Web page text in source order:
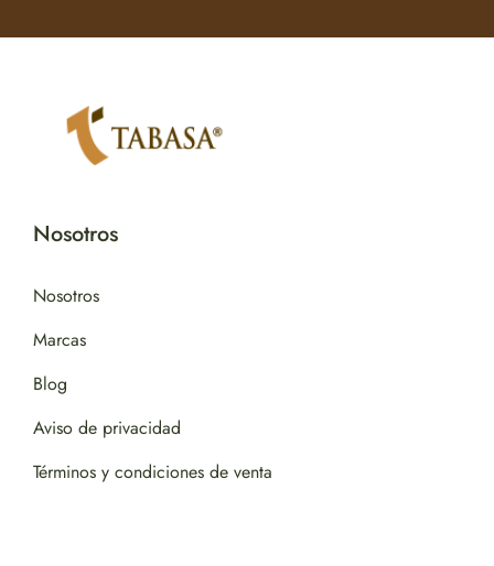
Nosotros
Nosotros
Marcas
Blog
Aviso de privacidad
Términos y condiciones de venta